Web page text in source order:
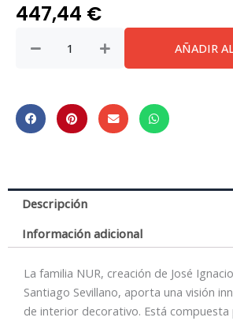
447,44 €
Nur
Dimable
*
-
2800K
cantidad
AÑADIR
Descripción
Información adicional
La familia NUR, creación de José
Santiago Sevillano, aporta una visión
de interior decorativo. Está compuesta